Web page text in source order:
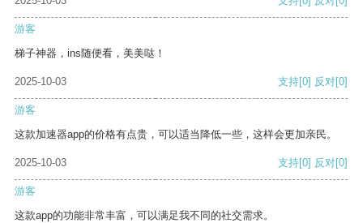
游客
梯子神器，ins随便看，美美哒！
2025-10-03 支持[0] 反对[0]
游客
这款加速器app的价格有点贵，可以适当降低一些，这样会更加亲民。
2025-10-03 支持[0] 反对[0]
游客
这款app的功能非常丰富，可以满足我不同的社交需求。